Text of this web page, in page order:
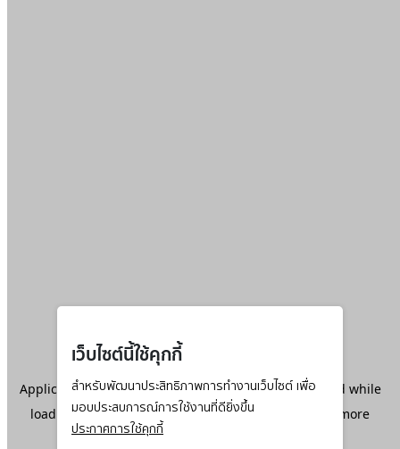
เว็บไซต์นี้ใช้คุกกี้
สำหรับพัฒนาประสิทธิภาพการทำงานเว็บไซต์ เพื่อ
มอบประสบการณ์การใช้งานที่ดียิ่งขึ้น
ประกาศการใช้คุกกี้
Application error: aclient-side exception has occurred while
loadingwww.ktc.co.th(see the browser console
for more
information).